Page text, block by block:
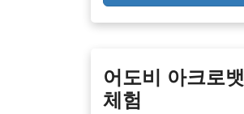
어도비 아크로
체험